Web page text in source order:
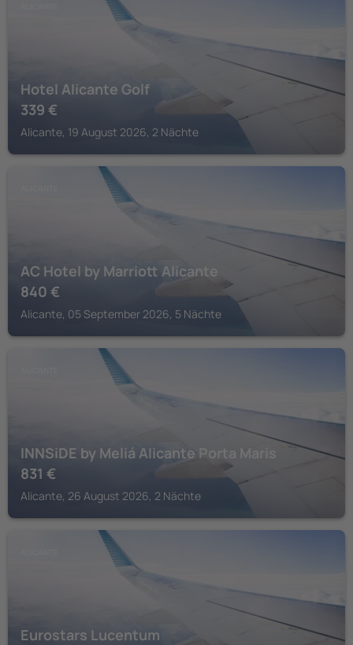
Hotel Alicante Golf
339 €
Alicante, 19 August 2026, 2 Nächte
AC Hotel by Marriott Alicante
840 €
Alicante, 05 September 2026, 5 Nächte
INNSiDE by Meliá Alicante Porta Maris
831 €
Alicante, 26 August 2026, 2 Nächte
Eurostars Lucentum